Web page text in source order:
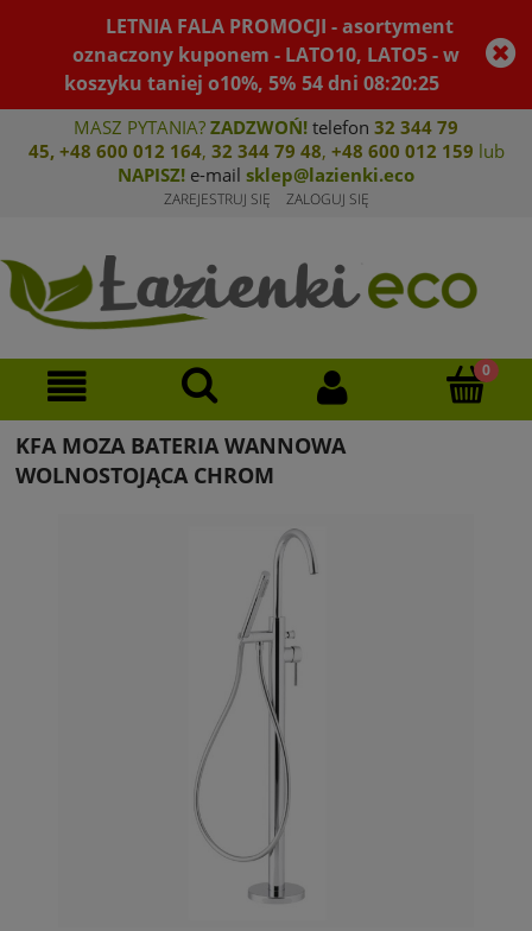
LETNIA FALA PROMOCJI - asortyment
oznaczony kuponem - LATO10, LATO5 - w
koszyku taniej o10%, 5% 54dni08:20:25
MASZ PYTANIA? ZADZWOŃ! telefon 32 344 79
45, +48 600 012 164, 32 344 79 48, +48 600 012 159 lub
NAPISZ! e-mail sklep@lazienki.eco
ZAREJESTRUJ SIĘ ZALOGUJ SIĘ
KFA MOZA BATERIA WANNOWA
WOLNOSTOJĄCA CHROM